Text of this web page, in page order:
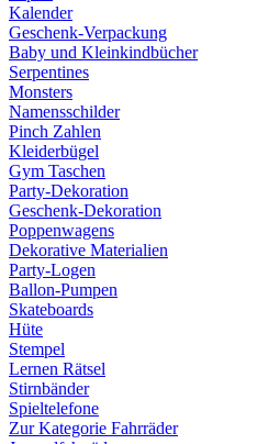
Kalender
Geschenk-Verpackung
Baby und Kleinkindbücher
Serpentines
Monsters
Namensschilder
Pinch Zahlen
Kleiderbügel
Gym Taschen
Party-Dekoration
Geschenk-Dekoration
Poppenwagens
Dekorative Materialien
Party-Logen
Ballon-Pumpen
Skateboards
Hüte
Stempel
Lernen Rätsel
Stirnbänder
Spieltelefone
Zur Kategorie Fahrräder